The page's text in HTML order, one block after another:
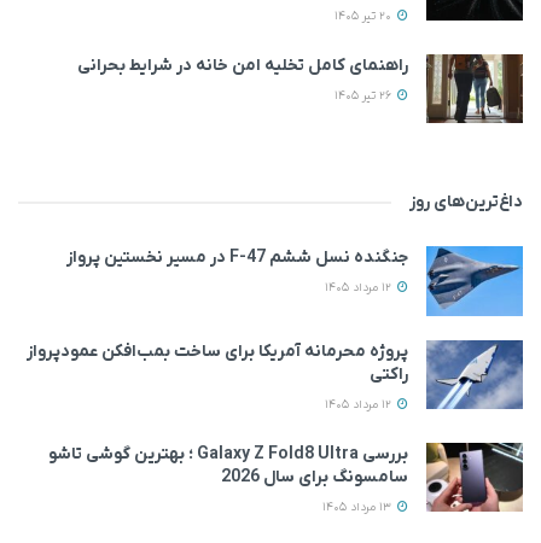
راهنمای کامل تخلیه امن خانه در شرایط بحرانی
داغ‌ترین‌های روز
جنگنده نسل ششم F-47 در مسیر نخستین پرواز
پروژه محرمانه آمریکا برای ساخت بمب‌افکن عمودپرواز
راکتی
بررسی Galaxy Z Fold8 Ultra ؛ بهترین گوشی تاشو
سامسونگ برای سال 2026